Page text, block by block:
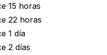
15 horas
22 horas
1 día
2 días